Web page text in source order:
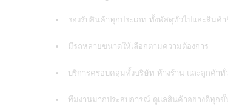
รองรับสินค้าทุกประเภท ทั้งพัสดุทั่วไปและสินค้
มีรถหลายขนาดให้เลือกตามความต้องการ
บริการครอบคลุมทั้งบริษัท ห้างร้าน และลูกค้าทั่
ทีมงานมากประสบการณ์ ดูแลสินค้าอย่างดีทุกขั้